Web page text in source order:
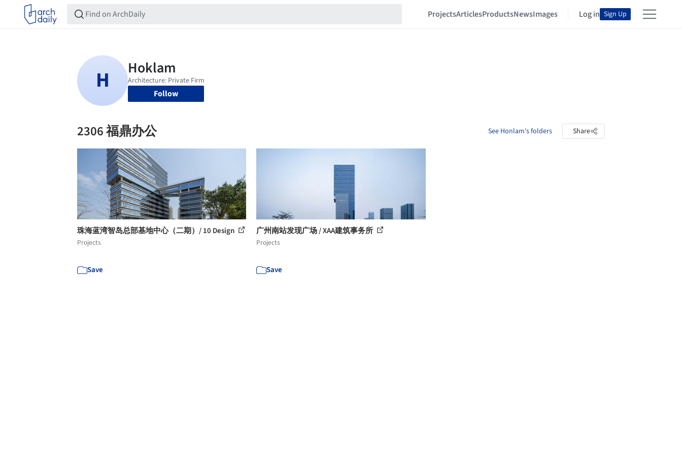
ProjectsArticlesProductsNewsImages Log in Sign Up
Follow
2306 福鼎办公 See Honlam's folders Share
珠海蓝湾智岛总部基地中心（二期）/ 10 Design
Projects
Save
广州南站发现广场 / XAA建筑事务所
Projects
Save